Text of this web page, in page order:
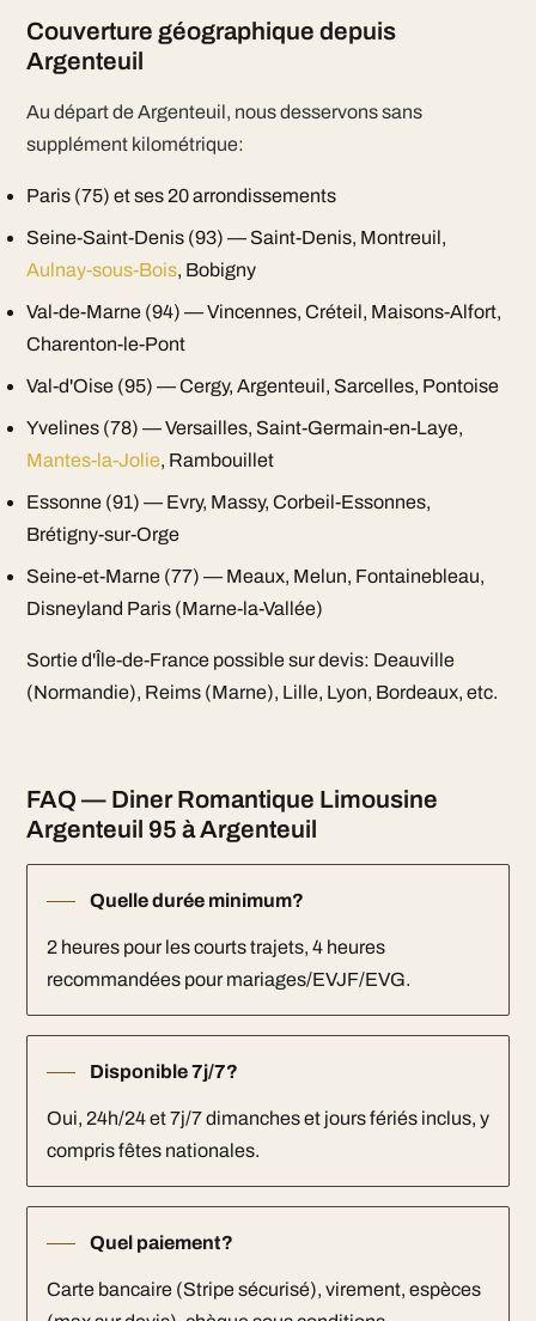
Couverture géographique depuis
Argenteuil
Au départ de Argenteuil, nous desservons sans
supplément kilométrique:
Paris (75) et ses 20 arrondissements
Seine-Saint-Denis (93) — Saint-Denis, Montreuil,
Aulnay-sous-Bois, Bobigny
Val-de-Marne (94) — Vincennes, Créteil, Maisons-Alfort,
Charenton-le-Pont
Val-d'Oise (95) — Cergy, Argenteuil, Sarcelles, Pontoise
Yvelines (78) — Versailles, Saint-Germain-en-Laye,
Mantes-la-Jolie, Rambouillet
Essonne (91) — Evry, Massy, Corbeil-Essonnes,
Brétigny-sur-Orge
Seine-et-Marne (77) — Meaux, Melun, Fontainebleau,
Disneyland Paris (Marne-la-Vallée)
Sortie d'Île-de-France possible sur devis: Deauville
(Normandie), Reims (Marne), Lille, Lyon, Bordeaux, etc.
FAQ — Diner Romantique Limousine
Argenteuil 95 à Argenteuil
Quelle durée minimum?
2 heures pour les courts trajets, 4 heures
recommandées pour mariages/EVJF/EVG.
Disponible 7j/7?
Oui, 24h/24 et 7j/7 dimanches et jours fériés inclus, y
compris fêtes nationales.
Quel paiement?
Carte bancaire (Stripe sécurisé), virement, espèces